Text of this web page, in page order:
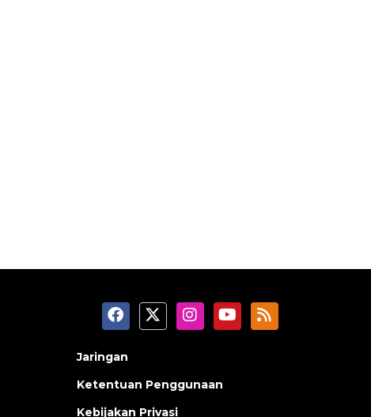
Jaringan
Ketentuan Penggunaan
Kebijakan Privasi